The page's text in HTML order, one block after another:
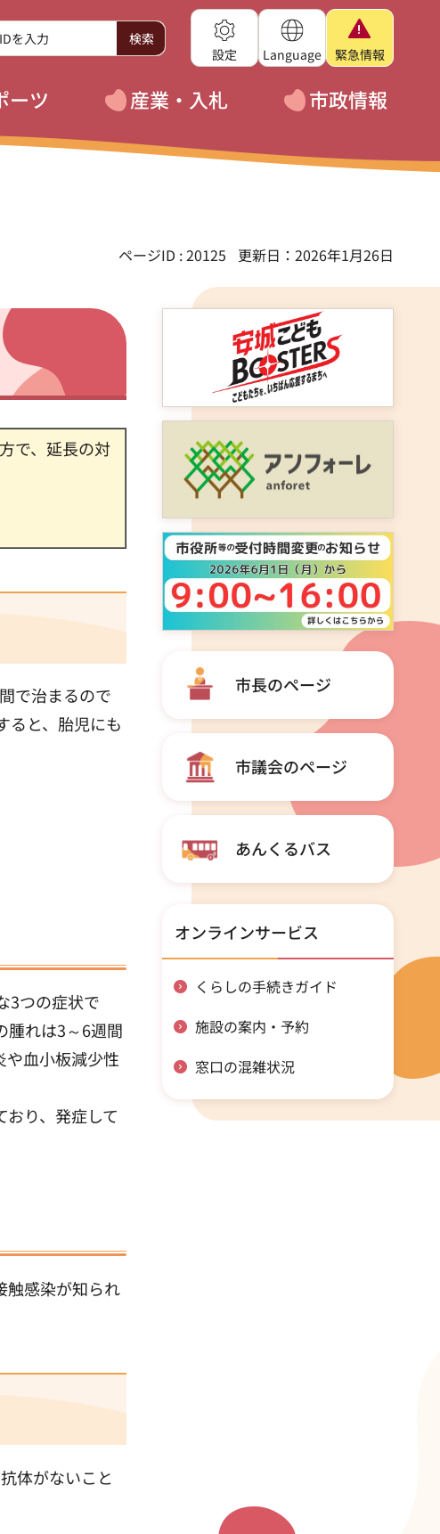
設定
Language 緊急情報
ーツ 産業・入札 市政情報
ページID : 20125
更新日：2026年1月26日
で、延長の対
で治まるので
ると、胎児にも
3つの症状で
腫れは3～6週間
や血小板減少性
り、発症して
触感染が知られ
体がないこと
市長のページ
市議会のページ
あんくるバス
オンラインサービス
くらしの手続きガイド
施設の案内・予約
窓口の混雑状況